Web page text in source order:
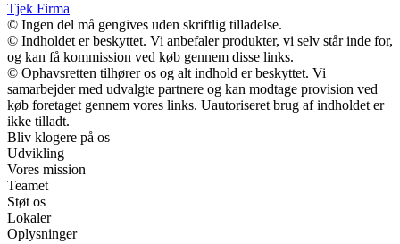
Tjek Firma
© Ingen del må gengives uden skriftlig tilladelse.
© Indholdet er beskyttet. Vi anbefaler produkter, vi selv står inde for,
og kan få kommission ved køb gennem disse links.
© Ophavsretten tilhører os og alt indhold er beskyttet. Vi
samarbejder med udvalgte partnere og kan modtage provision ved
køb foretaget gennem vores links. Uautoriseret brug af indholdet er
ikke tilladt.
Bliv klogere på os
Udvikling
Vores mission
Teamet
Støt os
Lokaler
Oplysninger